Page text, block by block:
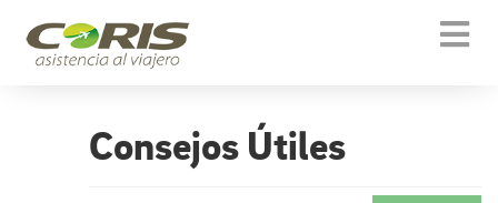
Consejos Útiles